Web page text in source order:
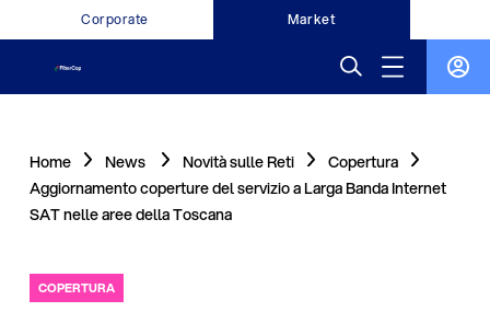
Corporate Market
Home News Novità sulle Reti
Copertura
Aggiornamento coperture del servizio a Larga Banda Internet
SAT nelle aree della Toscana
COPERTURA